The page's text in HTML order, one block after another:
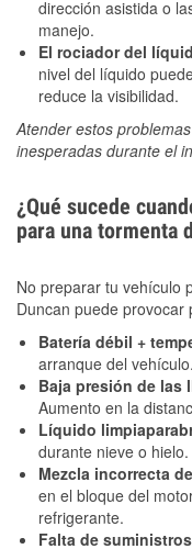
dirección asistida o
manejo.
El rociador del
nivel del líquido
reduce la visibilidad.
Atender estos
inesperadas durante el
¿Qué sucede
para una tormenta
No preparar tu vehículo
Duncan puede provocar
Batería débil +
arranque del vehículo.
Baja presión de las
Aumento en la
Líquido
durante nieve o hielo.
Mezcla incorrecta
en el bloque del
refrigerante.
Falta de